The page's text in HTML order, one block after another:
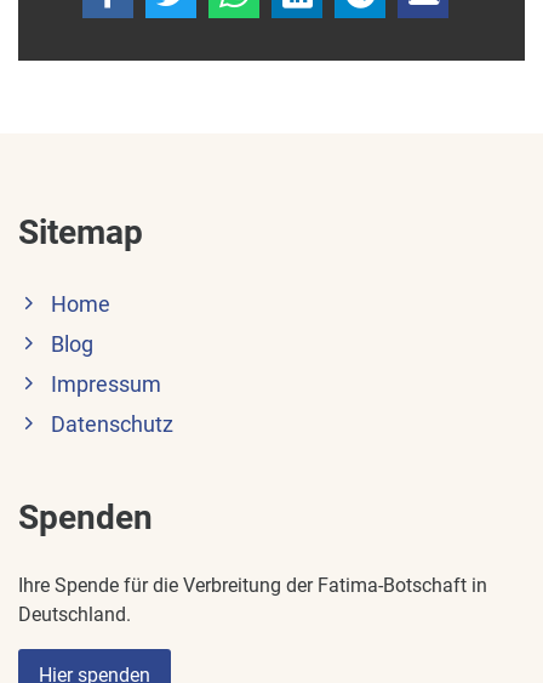
Sitemap
Home
Blog
Impressum
Datenschutz
Spenden
Ihre Spende für die Verbreitung der Fatima-Botschaft in
Deutschland.
Hier spenden